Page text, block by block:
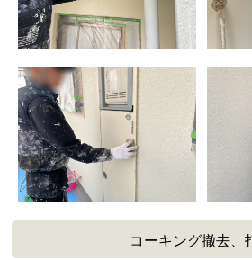
コーキング撤去、